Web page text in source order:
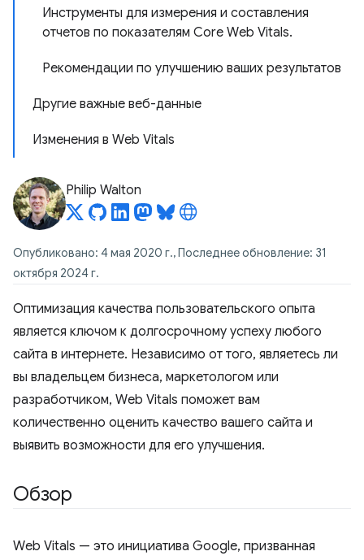
Инструменты для измерения и составления
отчетов по показателям Core Web Vitals.
Рекомендации по улучшению ваших результатов
Другие важные веб-данные
Изменения в Web Vitals
Philip Walton
Опубликовано: 4 мая 2020 г., Последнее обновление: 31
октября 2024 г.
Оптимизация качества пользовательского опыта
является ключом к долгосрочному успеху любого
сайта в интернете. Независимо от того, являетесь ли
вы владельцем бизнеса, маркетологом или
разработчиком, Web Vitals поможет вам
количественно оценить качество вашего сайта и
выявить возможности для его улучшения.
Обзор
Web Vitals — это инициатива Google, призванная